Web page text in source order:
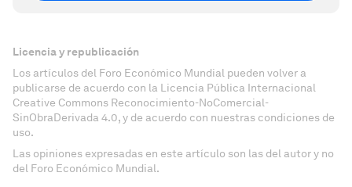
Licencia y republicación
Los artículos del Foro Económico Mundial pueden volver a
publicarse de acuerdo con la Licencia Pública Internacional
Creative Commons Reconocimiento-NoComercial-
SinObraDerivada 4.0, y de acuerdo con nuestras condiciones de
uso.
Las opiniones expresadas en este artículo son las del autor y no
del Foro Económico Mundial.